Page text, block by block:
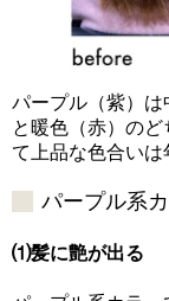
パープル（紫）は
と暖色（赤）の
て上品な色合いは
パープル系
⑴髪に艶が出る